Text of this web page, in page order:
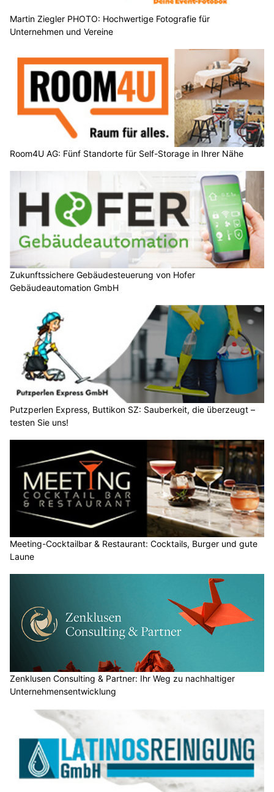
Martin Ziegler PHOTO: Hochwertige Fotografie für
Unternehmen und Vereine
Room4U AG: Fünf Standorte für Self-Storage in Ihrer Nähe
Zukunftssichere Gebäudesteuerung von Hofer
Gebäudeautomation GmbH
Putzperlen Express, Buttikon SZ: Sauberkeit, die überzeugt –
testen Sie uns!
Meeting-Cocktailbar & Restaurant: Cocktails, Burger und gute
Laune
Zenklusen Consulting & Partner: Ihr Weg zu nachhaltiger
Unternehmensentwicklung